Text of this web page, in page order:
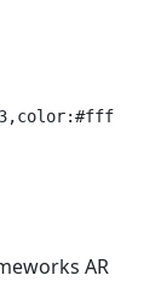
AR